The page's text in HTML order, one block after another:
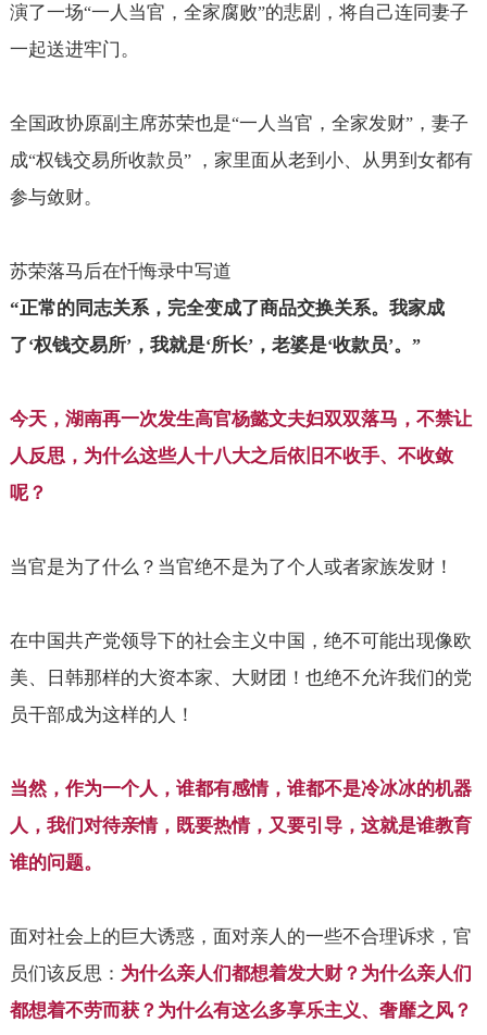
演了一场“一人当官，全家腐败”的悲剧，将自己连同妻子
一起送进牢门。
全国政协原副主席苏荣也是“一人当官，全家发财”，妻子
成“权钱交易所收款员”
，家里面从老到小、从男到女都有
参与敛财。
苏荣落马后在忏悔录中写道
“正常的同志关系，完全变成了商品交换关系。我家成
了‘权钱交易所’，我就是‘所长’，老婆是‘收款员’。 ”
今天，湖南再一次发生高官杨懿文夫妇双双落马，不禁让
人反思，为什么这些人十八大之后依旧不收手、不收敛
呢？
当官是为了什么？当官绝不是为了个人或者家族发财！
在中国共产党领导下的社会主义中国，绝不可能出现像欧
美、日韩那样的大资本家、大财团！也绝不允许我们的党
员干部成为这样的人！
当然，作为一个人，谁都有感情，谁都不是冷冰冰的机器
人，我们对待亲情，既要热情，又要引导，这就是谁教育
谁的问题。
面对社会上的巨大诱惑，面对亲人的一些不合理诉求，官
员们该反思： 为什么亲人们都想着发大财？为什么亲人们
都想着不劳而获？为什么有这么多享乐主义、奢靡之风？